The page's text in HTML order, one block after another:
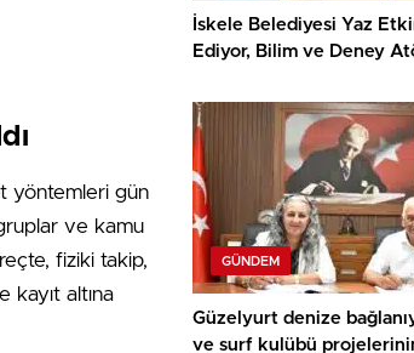
yöntemleri gün
ve kamu
fiziki takip,
kayıt altına
İskele Belediyesi Yaz
Ediyor, Bilim ve Deney
GÜNDEM
Güzelyurt denize
ve surf kulübü